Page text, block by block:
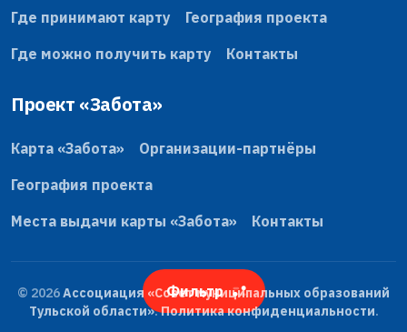
Фильтр
Где принимают карту
География проекта
Где можно получить карту
Контакты
Проект «Забота»
Карта «Забота»
Организации-партнёры
География проекта
Места выдачи карты «Забота»
Контакты
© 2026Ассоциация «Совет муниципальных образований
Тульской области».Политика конфиденциальности.